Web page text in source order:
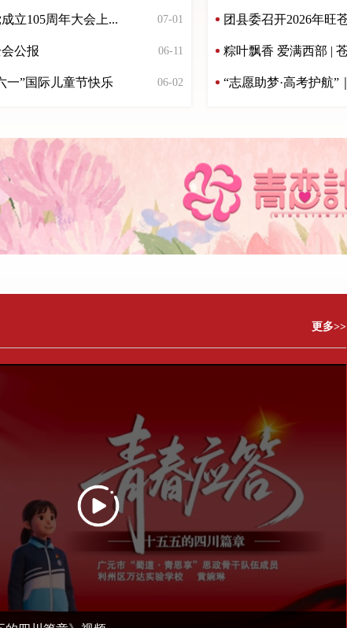
立105周年大会上... 07-01
公报 06-11
一”国际儿童节快乐 06-02
团县委召开2026年旺
粽叶飘香 爱满西部 |
“志愿助梦·高考护航”
更多>>
春建功“十五五” — 四
团委掀起新时代文明
—— 四川水利水电技师学院团委
水电五局广元片区第二届青年论坛